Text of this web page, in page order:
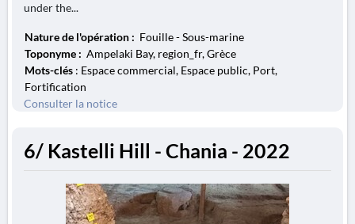
under the...
Nature de l'opération : Fouille - Sous-marine
Toponyme : Ampelaki Bay, region_fr, Grèce
Mots-clés : Espace commercial, Espace public, Port,
Fortification
Consulter la notice
6/ Kastelli Hill - Chania - 2022